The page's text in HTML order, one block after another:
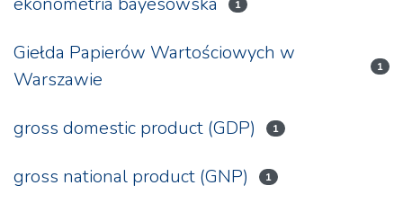
1
Giełda Papierów Wartościowych w
Warszawie
1
gross domestic product (GDP) 1
gross national product (GNP) 1